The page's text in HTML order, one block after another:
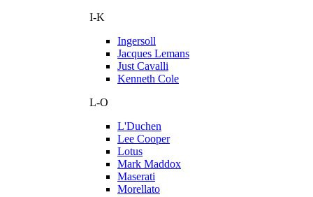
I-K
Ingersoll
Jacques Lemans
Just Cavalli
Kenneth Cole
L-O
L'Duchen
Lee Cooper
Lotus
Mark Maddox
Maserati
Morellato